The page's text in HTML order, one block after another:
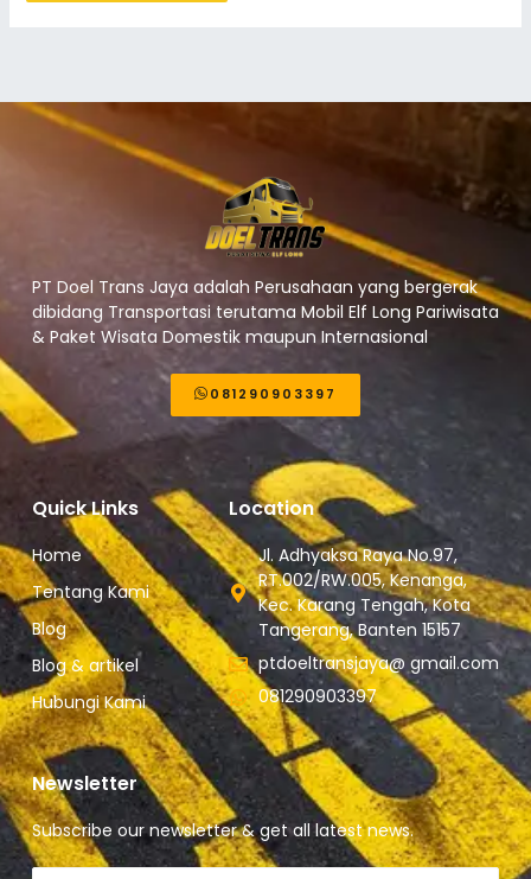
PT Doel Trans Jaya adalah Perusahaan yang bergerak
dibidang Transportasi terutama Mobil Elf Long Pariwisata
& Paket Wisata Domestik maupun Internasional
081290903397
Quick Links
Home
Tentang Kami
Blog
Blog & artikel
Hubungi Kami
Location
Jl. Adhyaksa Raya No.97,
RT.002/RW.005, Kenanga,
Kec. Karang Tengah, Kota
Tangerang, Banten 15157
ptdoeltransjaya@ gmail.com
081290903397
Newsletter
Subscribe our newsletter & get all latest news.